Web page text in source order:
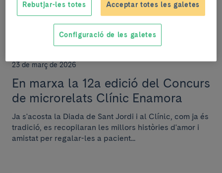
INSTITUCIONAL
23 de març de 2026
En marxa la 12a edició del Concurs
de microrelats Clínic Enamora
Ja s'acosta la Diada de Sant Jordi i al Clínic, com ja és
tradició, es recopilaran les millors històries d'amor i
amistat per regalar-les a pacient...
Rebutjar-les totes Acceptar totes les galetes
Configuració de les galetes